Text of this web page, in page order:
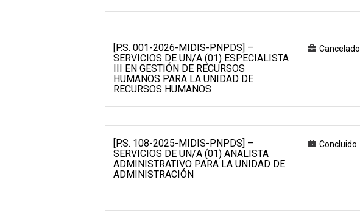
[P.S. 001-2026-MIDIS-PNPDS] –
SERVICIOS DE UN/A (01) ESPECIALISTA
III EN GESTIÓN DE RECURSOS
HUMANOS PARA LA UNIDAD DE
RECURSOS HUMANOS
Cancelado
[P.S. 108-2025-MIDIS-PNPDS] –
SERVICIOS DE UN/A (01) ANALISTA
ADMINISTRATIVO PARA LA UNIDAD DE
ADMINISTRACIÓN
Concluido